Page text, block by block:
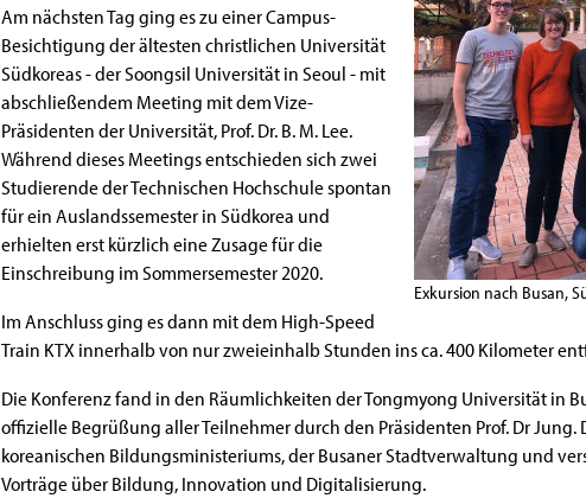
Exkursion nach Busan,
Am nächsten Tag ging es zu einer Campus-
Besichtigung der ältesten christlichen Universität
Südkoreas - der Soongsil Universität in Seoul - mit
abschließendem Meeting mit dem Vize-
Präsidenten der Universität, Prof. Dr. B. M. Lee.
Während dieses Meetings entschieden sich zwei
Studierende der Technischen Hochschule spontan
für ein Auslandssemester in Südkorea und
erhielten erst kürzlich eine Zusage für die
Einschreibung im Sommersemester 2020.
Im Anschluss ging es dann mit dem High-Speed
Train KTX innerhalb von nur zweieinhalb Stunden ins ca. 400 Kilometer
Die Konferenz fand in den Räumlichkeiten der Tongmyong Universität in
offizielle Begrüßung aller Teilnehmer durch den Präsidenten Prof. Dr Jung.
koreanischen Bildungsministeriums, der Busaner Stadtverwaltung und
Vorträge über Bildung, Innovation und Digitalisierung.